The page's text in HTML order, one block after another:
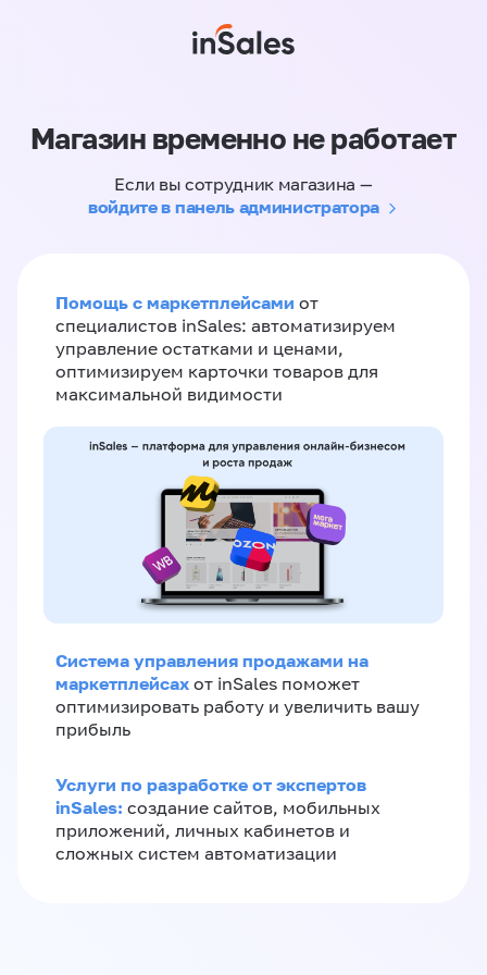
Магазин временно не работает
Если вы сотрудник магазина —
войдите в панель администратора
Помощь с маркетплейсами от
специалистов inSales: автоматизируем
управление остатками и ценами,
оптимизируем карточки товаров для
максимальной видимости
Система управления продажами на
маркетплейсах от inSales поможет
оптимизировать работу и увеличить вашу
прибыль
Услуги по разработке от экспертов
inSales: создание сайтов, мобильных
приложений, личных кабинетов и
сложных систем автоматизации